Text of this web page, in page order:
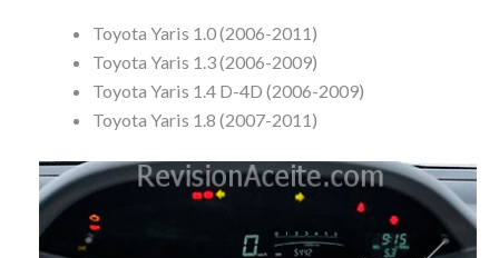
Toyota Yaris 1.0 (2006-2011)
Toyota Yaris 1.3 (2006-2009)
Toyota Yaris 1.4 D-4D (2006-2009)
Toyota Yaris 1.8 (2007-2011)